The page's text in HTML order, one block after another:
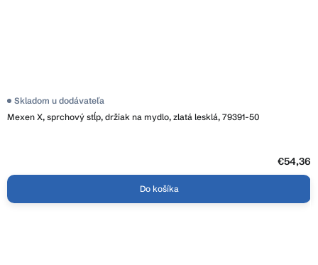
Mexen X, sprchový stĺp, držiak na mydlo, zlatá lesklá, 79391-50
Skladom u dodávateľa
€54,36
Do košíka